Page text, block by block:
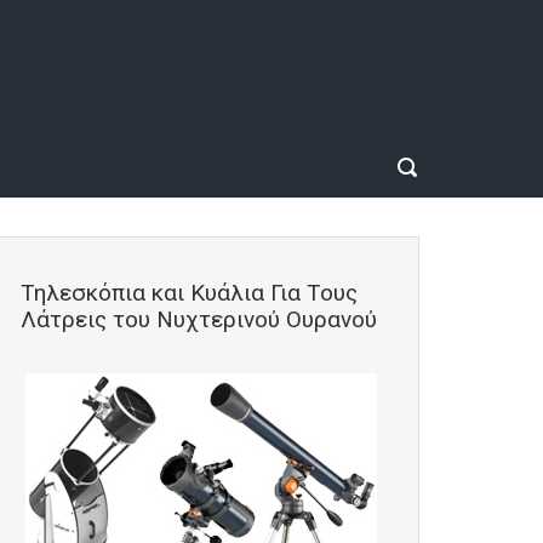
Τηλεσκόπια και Κυάλια Για Τους
Λάτρεις του Νυχτερινού Ουρανού